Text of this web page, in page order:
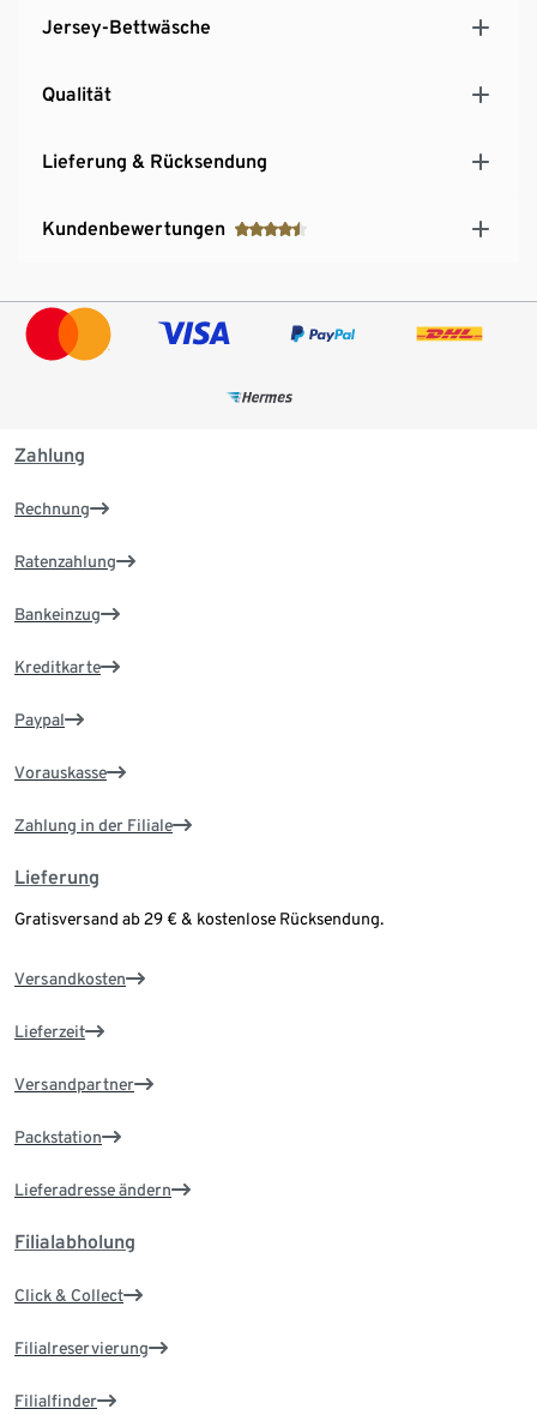
Jersey-Bettwäsche
Qualität
Lieferung & Rücksendung
Kundenbewertungen
Zahlung
Rechnung
Ratenzahlung
Bankeinzug
Kreditkarte
Paypal
Vorauskasse
Zahlung in der Filiale
Lieferung
Gratisversand ab 29 € & kostenlose Rücksendung.
Versandkosten
Lieferzeit
Versandpartner
Packstation
Lieferadresse ändern
Filialabholung
Click & Collect
Filialreservierung
Filialfinder